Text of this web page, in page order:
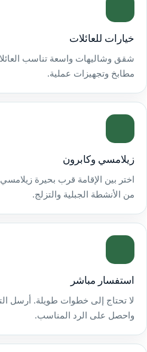
خيارات للعائلات
شقق وشاليهات واسعة تناسب
مطابخ وتجهيزات عملية.
زيلامسي وكابرون
اختر بين الإقامة قرب بحيرة
من الأنشطة الجبلية والتزلج.
استفسار مباشر
لا تحتاج إلى خطوات طويلة. أرسل
واحصل على الرد المناسب.